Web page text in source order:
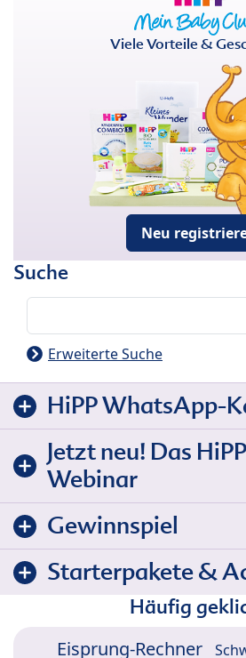
Viele Vorteile &
Neu
Suche
Erweiterte Suche
HiPP WhatsApp-
Jetzt neu! Das
Webinar
Gewinnspiel
Starterpakete &
Häufig
Eisprung-Rechner